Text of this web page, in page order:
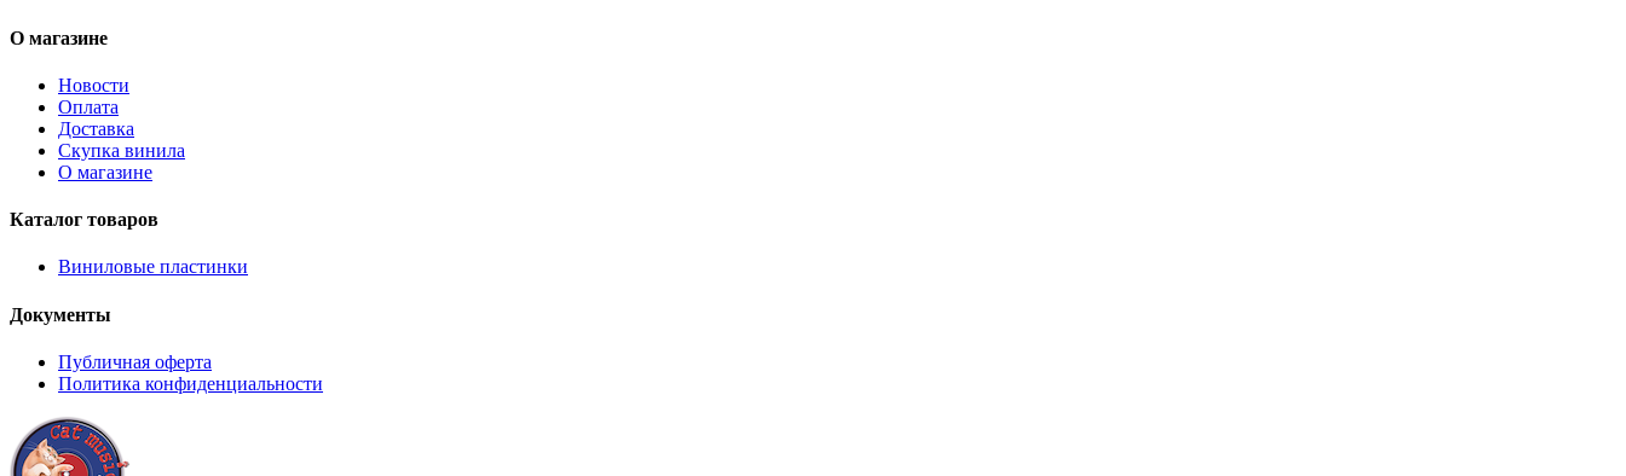
О магазине
Новости
Оплата
Доставка
Скупка винила
О магазине
Каталог товаров
Виниловые пластинки
Документы
Публичная оферта
Политика конфиденциальности